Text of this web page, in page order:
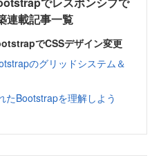
連載記事一覧
でCSSデザイン変更
のグリッドシステム＆
たBootstrapを理解しよう